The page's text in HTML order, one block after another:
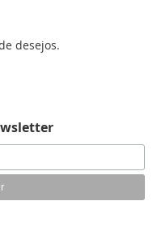
DESEJOS
desejos.